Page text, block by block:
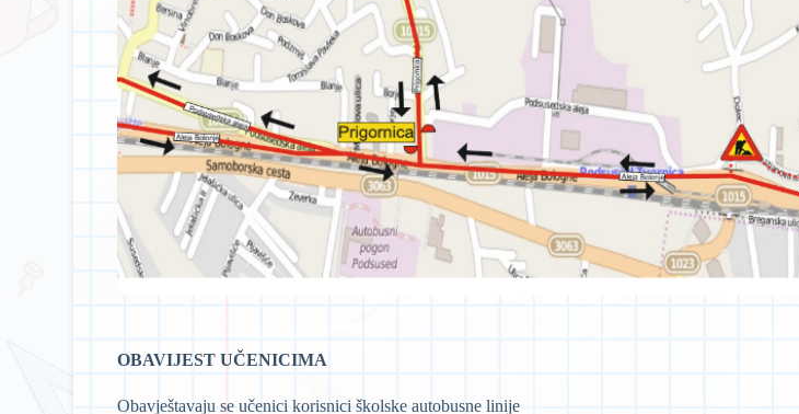
OBAVIJEST UČENICIMA
Obavještavaju se učenici korisnici školske autobusne linije